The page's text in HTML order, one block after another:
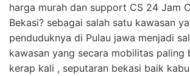
harga murah dan support CS 24 Jam
Bekasi? sebagai salah satu kawasan
penduduknya di Pulau jawa menjadi
kawasan yang secara mobilitas paling
kerap kali , seputaran bekasi baik